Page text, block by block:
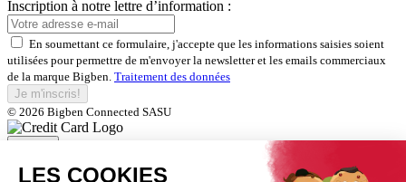
Inscription à notre lettre d’information :
En soumettant ce formulaire, j'accepte que les informations saisies soient
utilisées pour permettre de m'envoyer la newsletter et les emails commerciaux
de la marque Bigben. Traitement des données
Je m'inscris!
© 2026 Bigben Connected SASU
Fermer
Inscrivez-vous et bénéficiez de